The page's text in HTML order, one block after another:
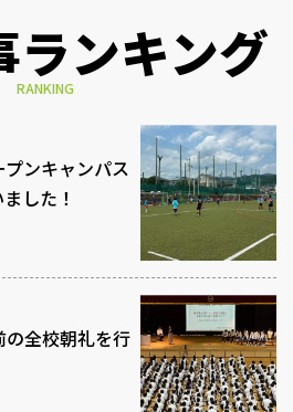
ランキング
RANKING
プンキャンパス
した！
の全校朝礼を行